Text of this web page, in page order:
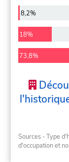
8,2%
18%
73,8%
Sources - Type
d'occupation et